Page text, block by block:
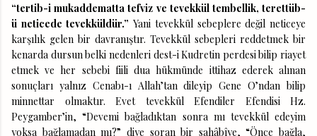
“tertib-i mukaddematta tefviz ve tevekkül tembellik, terettüb-
ü neticede tevekküldür.”Yani tevekkül sebeplere değil neticeye
karşılık gelen bir davranıştır. Tevekkül sebepleri reddetmek bir
kenarda dursun belki nedenleri dest-i Kudretin perdesi bilip riayet
etmek ve her sebebi fiili dua hükmünde ittihaz ederek alınan
sonuçları yalnız Cenabı-ı Allah’tan dileyip Gene O’ndan bilip
minnettar olmaktır. Evet tevekkül Efendiler Efendisi Hz.
Peygamber’in, “Devemi bağladıktan sonra mı tevekkül edeyim
yoksa bağlamadan mı?” diye soran bir sahâbîye, “Önce bağla,